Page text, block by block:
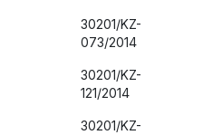
30201/KZ-
073/2014
30201/KZ-
121/2014
30201/KZ-